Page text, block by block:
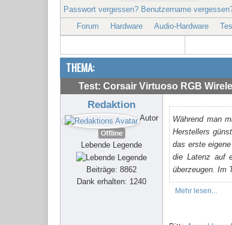
Passwort vergessen? Benutzername
Forum
Hardware Audio-Hardware
THEMA:
Test: Corsair Virtuoso RGB
Redaktion
Autor
Offline
Lebende Legende
Beiträge: 8862
Dank erhalten: 1240
Während man
Herstellers
das erste
die Latenz auf
überzeugen. Im
Mehr lesen...